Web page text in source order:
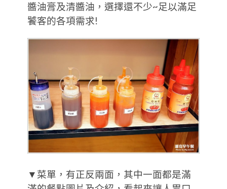
醬油膏及清醬油，選擇還不少~足以滿足
饕客的各項需求!
▼菜單，有正反兩面，其中一面都是滿